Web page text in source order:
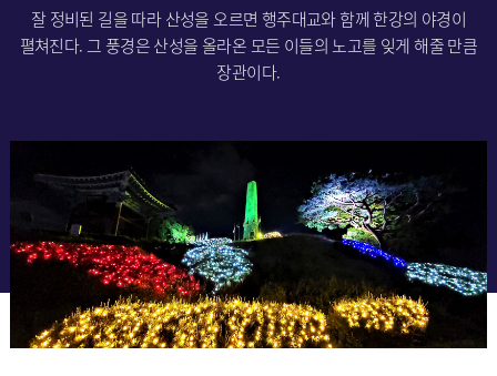
잘 정비된 길을 따라 산성을 오르면 행주대교와 함께 한강의 야경이
펼쳐진다. 그 풍경은 산성을 올라온 모든 이들의 노고를 잊게 해줄 만큼
장관이다.